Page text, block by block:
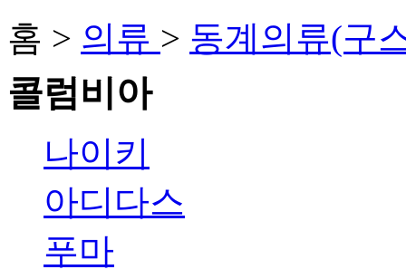
홈 > 의류 > 동계의류(구
콜럼비아
나이키
아디다스
푸마